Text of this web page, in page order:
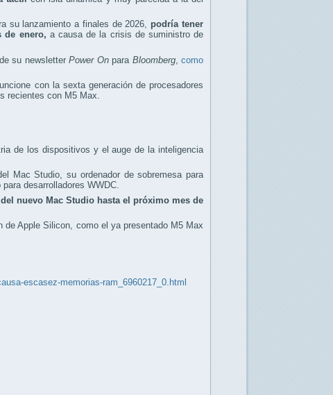
su lanzamiento a finales de 2026, podría tener
de enero, a causa de la crisis de suministro de
su newsletterPower Onpara Bloomberg,como
con la sexta generación de procesadores
recientes con M5 Max.
de los dispositivos y el auge de la inteligencia
Mac Studio, su ordenador de sobremesa para
desarrolladores WWDC.
nuevo Mac Studio hasta el próximo mes de
Apple Silicon, como el ya presentado M5 Max
escasez-memorias-ram_6960217_0.html